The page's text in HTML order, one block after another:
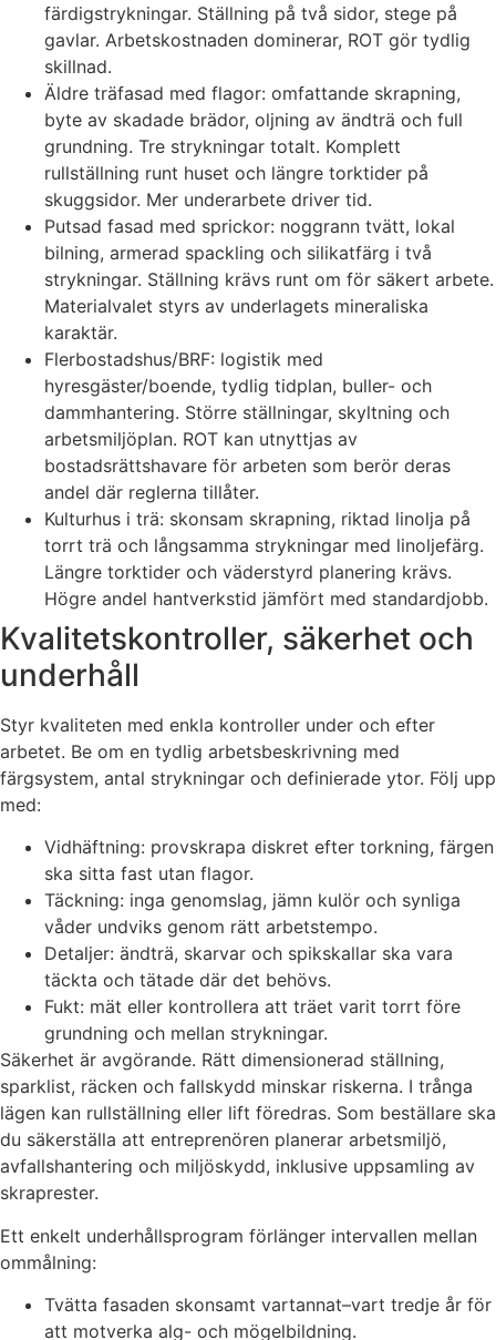
färdigstrykningar. Ställning på två sidor, stege på
gavlar. Arbetskostnaden dominerar, ROT gör tydlig
skillnad.
Äldre träfasad med flagor: omfattande skrapning,
byte av skadade brädor, oljning av ändträ och full
grundning. Tre strykningar totalt. Komplett
rullställning runt huset och längre torktider på
skuggsidor. Mer underarbete driver tid.
Putsad fasad med sprickor: noggrann tvätt, lokal
bilning, armerad spackling och silikatfärg i två
strykningar. Ställning krävs runt om för säkert arbete.
Materialvalet styrs av underlagets mineraliska
karaktär.
Flerbostadshus/BRF: logistik med
hyresgäster/boende, tydlig tidplan, buller- och
dammhantering. Större ställningar, skyltning och
arbetsmiljöplan. ROT kan utnyttjas av
bostadsrättshavare för arbeten som berör deras
andel där reglerna tillåter.
Kulturhus i trä: skonsam skrapning, riktad linolja på
torrt trä och långsamma strykningar med linoljefärg.
Längre torktider och väderstyrd planering krävs.
Högre andel hantverkstid jämfört med standardjobb.
Kvalitetskontroller, säkerhet och
underhåll
Styr kvaliteten med enkla kontroller under och efter
arbetet. Be om en tydlig arbetsbeskrivning med
färgsystem, antal strykningar och definierade ytor. Följ upp
med:
Vidhäftning: provskrapa diskret efter torkning, färgen
ska sitta fast utan flagor.
Täckning: inga genomslag, jämn kulör och synliga
våder undviks genom rätt arbetstempo.
Detaljer: ändträ, skarvar och spikskallar ska vara
täckta och tätade där det behövs.
Fukt: mät eller kontrollera att träet varit torrt före
grundning och mellan strykningar.
Säkerhet är avgörande. Rätt dimensionerad ställning,
sparklist, räcken och fallskydd minskar riskerna. I trånga
lägen kan rullställning eller lift föredras. Som beställare ska
du säkerställa att entreprenören planerar arbetsmiljö,
avfallshantering och miljöskydd, inklusive uppsamling av
skraprester.
Ett enkelt underhållsprogram förlänger intervallen mellan
ommålning:
Tvätta fasaden skonsamt vartannat–vart tredje år för
att motverka alg- och mögelbildning.